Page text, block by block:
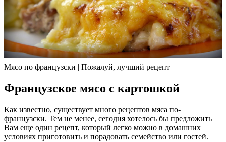
Мясо по французски | Пожалуй, лучший рецепт
Французское мясо с картошкой
Как известно, существует много рецептов мяса по-
французски. Тем не менее, сегодня хотелось бы предложить
Вам еще один рецепт, который легко можно в домашних
условиях приготовить и порадовать семейство или гостей.